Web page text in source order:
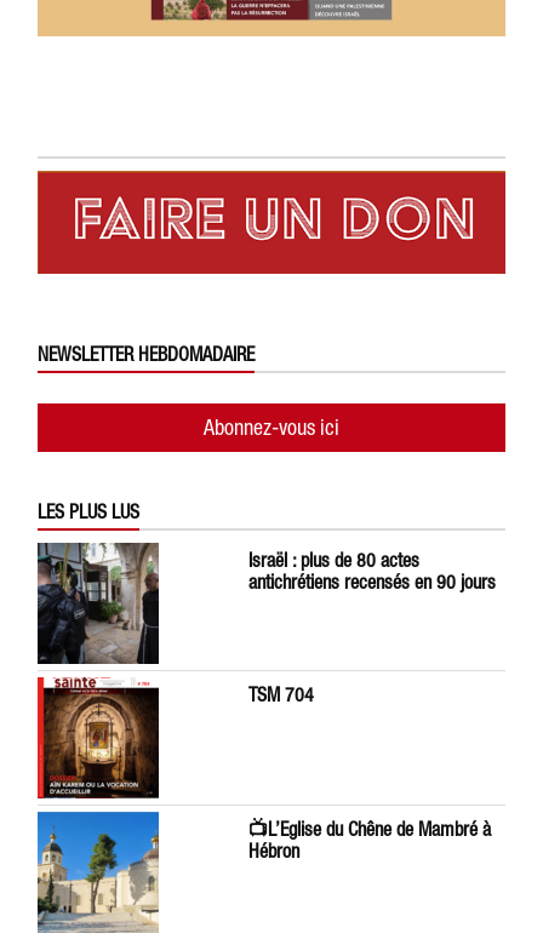
NEWSLETTER HEBDOMADAIRE
Abonnez-vous ici
LES PLUS LUS
Israël : plus de 80 actes
antichrétiens recensés en 90 jours
TSM 704
📺L’Eglise du Chêne de Mambré à
Hébron